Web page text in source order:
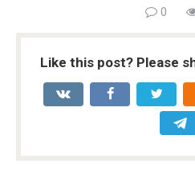
0
Like this post? Please